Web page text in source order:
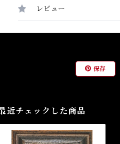
レビュー
保存
近チェックした商品